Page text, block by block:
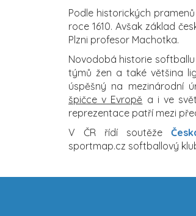
Podle historických
roce 1610. Avšak základ
Plzni profesor Machotka.
Novodobá historie
týmů žen a také většina
úspěšný na mezinárodní
špičce v Evropě a i ve
reprezentace patří mezi
V ČR řídí soutěže
sportmap.cz softballový